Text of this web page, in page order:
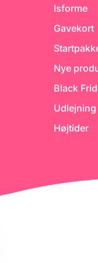
Isforme
Gavekort
Nye
Black
Udlejning
Højtider